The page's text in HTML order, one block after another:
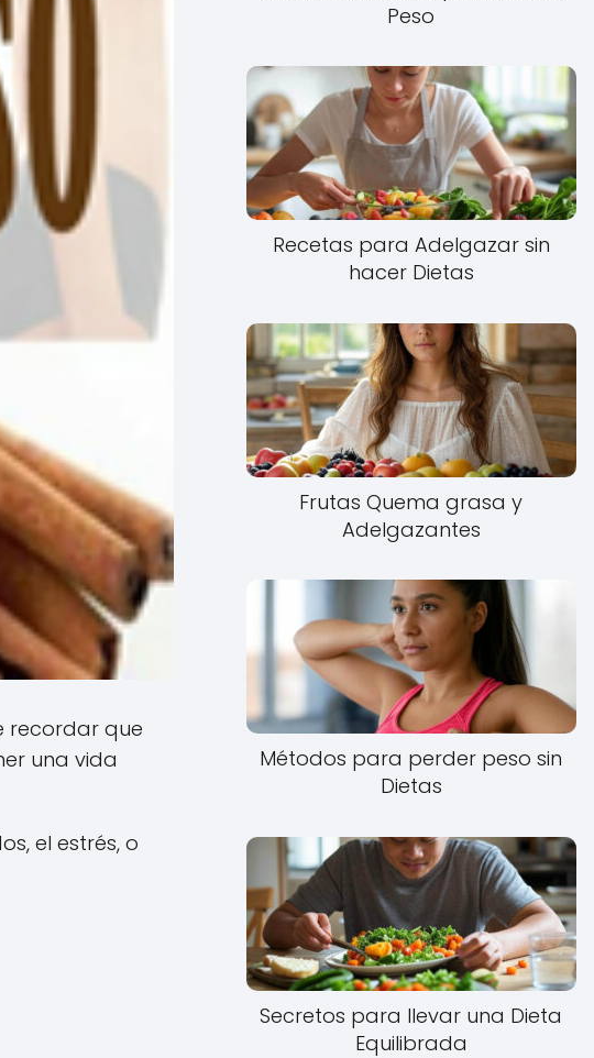
recordar que
una vida
el estrés, o
Peso
Recetas para Adelgazar sin
hacer Dietas
Frutas Quema grasa y
Adelgazantes
Métodos para perder peso sin
Dietas
Secretos para llevar una Dieta
Equilibrada